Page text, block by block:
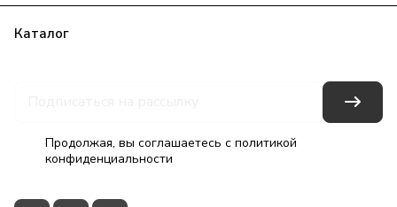
Каталог
Продолжая, вы соглашаетесь с политикой
конфиденциальности